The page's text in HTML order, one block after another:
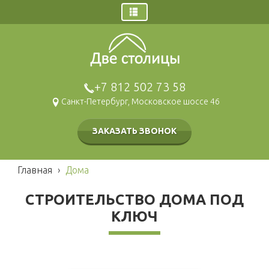
Брусовые дома
Газобетонные дома
Гаражи и навесы
+7 812 502 73 58
Санкт-Петербург, Московское шоссе 46
ЗАКАЗАТЬ ЗВОНОК
Главная › Дома
СТРОИТЕЛЬСТВО ДОМА ПОД
КЛЮЧ